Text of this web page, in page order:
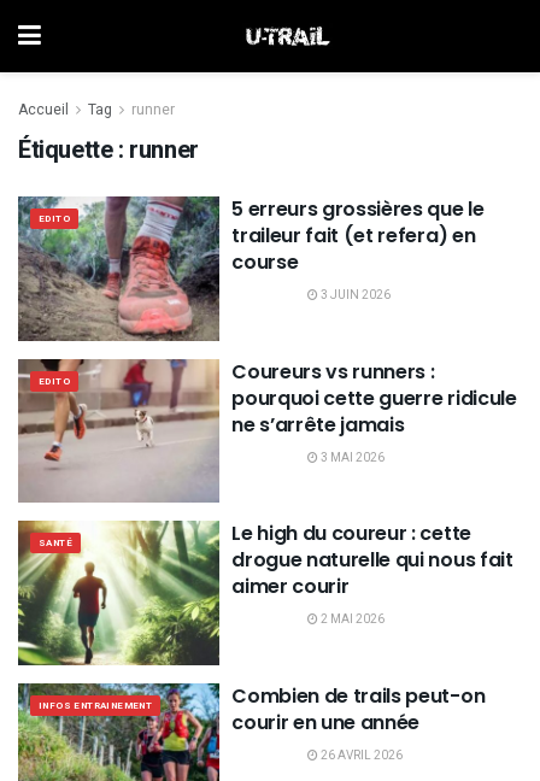
Accueil Tag runner
Étiquette : runner
EDITO
5 erreurs grossières que le
traileur fait (et refera) en
course
3 JUIN 2026
EDITO
Coureurs vs runners :
pourquoi cette guerre ridicule
ne s’arrête jamais
3 MAI 2026
SANTÉ
Le high du coureur : cette
drogue naturelle qui nous fait
aimer courir
2 MAI 2026
INFOS ENTRAINEMENT
Combien de trails peut-on
courir en une année
26 AVRIL 2026